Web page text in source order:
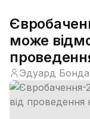
може
Эдуард